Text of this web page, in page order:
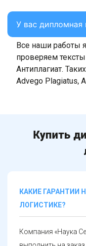
У вас дипломная
Все наши работы
проверяем
Антиплагиат.
Advego Plagiatus,
Купить
КАКИЕ ГАРАНТИИ
ЛОГИСТИКЕ?
Компания «Наука